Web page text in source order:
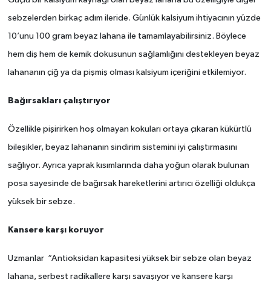
sebzelerden birkaç adım ileride. Günlük kalsiyum ihtiyacının yüzde
10’unu 100 gram beyaz lahana ile tamamlayabilirsiniz. Böylece
hem diş hem de kemik dokusunun sağlamlığını destekleyen beyaz
lahananın çiğ ya da pişmiş olması kalsiyum içeriğini etkilemiyor.
Bağırsakları çalıştırıyor
Özellikle pişirirken hoş olmayan kokuları ortaya çıkaran kükürtlü
bileşikler, beyaz lahananın sindirim sistemini iyi çalıştırmasını
sağlıyor. Ayrıca yaprak kısımlarında daha yoğun olarak bulunan
posa sayesinde de bağırsak hareketlerini artırıcı özelliği oldukça
yüksek bir sebze.
Kansere karşı koruyor
Uzmanlar “Antioksidan kapasitesi yüksek bir sebze olan beyaz
lahana, serbest radikallere karşı savaşıyor ve kansere karşı